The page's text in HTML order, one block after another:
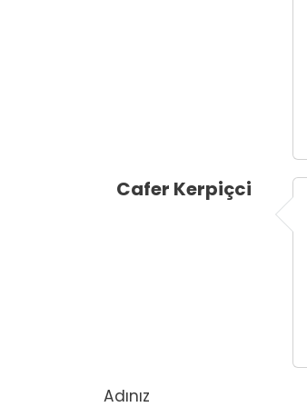
Cafer Kerpiçci
Adınız